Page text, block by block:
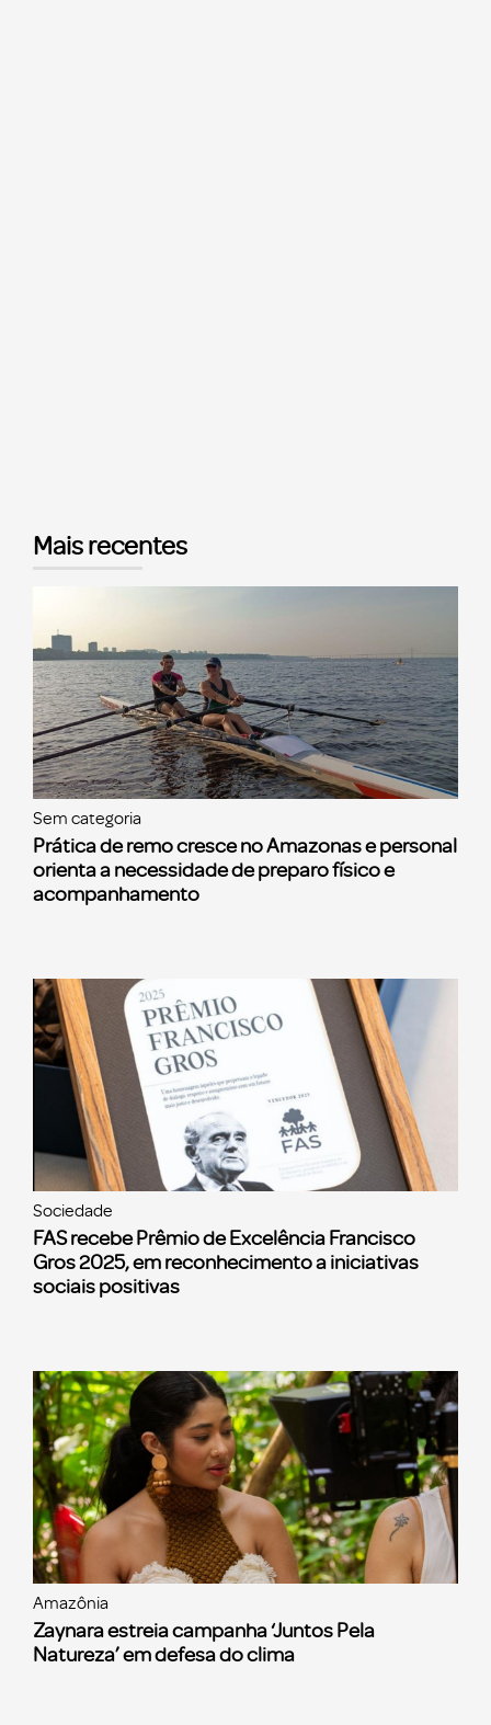
Mais recentes
Sem categoria
Prática de remo cresce no Amazonas e personal
orienta a necessidade de preparo físico e
acompanhamento
Sociedade
FAS recebe Prêmio de Excelência Francisco
Gros 2025, em reconhecimento a iniciativas
sociais positivas
Amazônia
Zaynara estreia campanha ‘Juntos Pela
Natureza’ em defesa do clima